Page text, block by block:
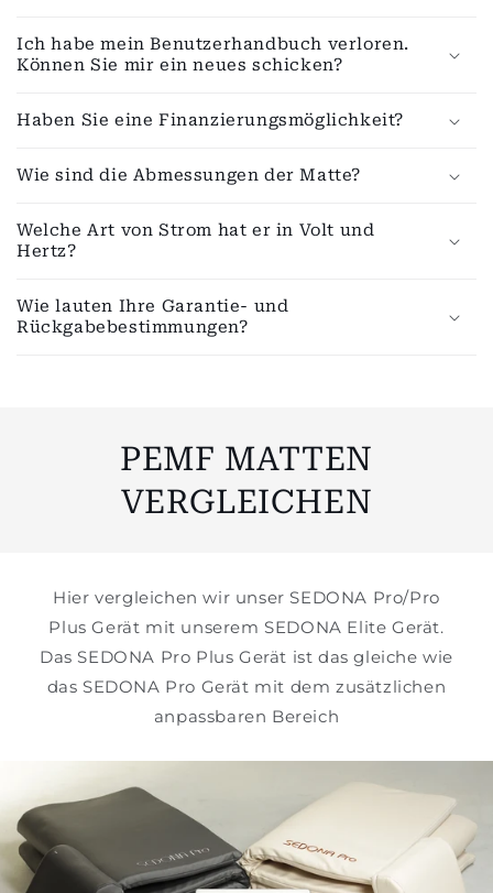
Ich habe mein Benutzerhandbuch verloren.
Können Sie mir ein neues schicken?
Haben Sie eine Finanzierungsmöglichkeit?
Wie sind die Abmessungen der Matte?
Welche Art von Strom hat er in Volt und
Hertz?
Wie lauten Ihre Garantie- und
Rückgabebestimmungen?
PEMF MATTEN
VERGLEICHEN
Hier vergleichen wir unser SEDONA Pro/Pro
Plus Gerät mit unserem SEDONA Elite Gerät.
Das SEDONA Pro Plus Gerät ist das gleiche wie
das SEDONA Pro Gerät mit dem zusätzlichen
anpassbaren Bereich